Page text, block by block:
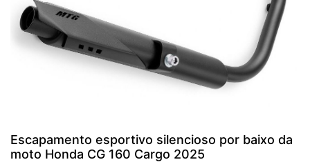
Escapamento esportivo silencioso por baixo da
moto Honda CG 160 Cargo 2025